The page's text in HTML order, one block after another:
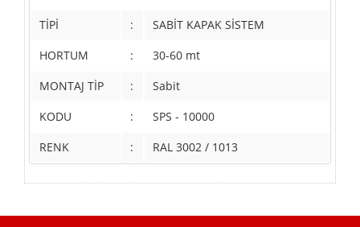
TİPİ
:
SABİT KAPAK SİSTEM
HORTUM
:
30-60 mt
MONTAJ TİP
:
Sabit
KODU
:
SPS - 10000
RENK
: RAL 3002 / 1013